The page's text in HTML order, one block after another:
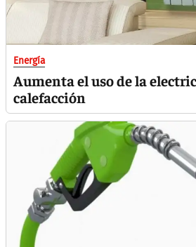
Energía
Aumenta el uso de la
calefacción